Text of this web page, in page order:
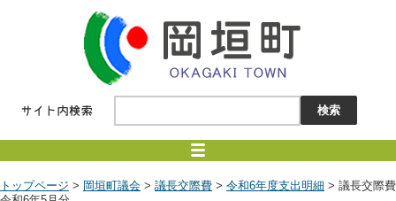
トップページ > 岡垣町議会 > 議長交際費 > 令和6年度支出明細 > 議長交際費